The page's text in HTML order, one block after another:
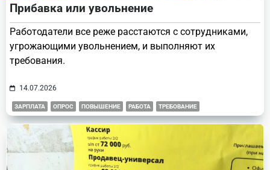
Прибавка или увольнение
Работодатели все реже расстаются с сотрудниками,
угрожающими увольнением, и выполняют их
требования.
14.07.2026
ЗАРПЛАТА ОПРОС ПОВЫШЕНИЕ РАБОТА ТРЕБОВАНИЕ